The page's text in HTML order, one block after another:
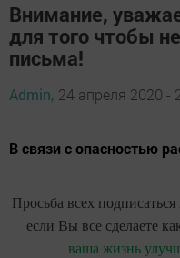
Внимание,
для того чтобы
письма!
Admin, 24 апреля 2020 -
В связи с опасностью
Просьба всех
если Вы все сделаете
ваша жизнь